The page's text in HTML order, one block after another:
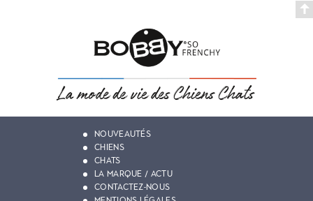
NOUVEAUTÉS
CHIENS
CHATS
LA MARQUE / ACTU
CONTACTEZ-NOUS